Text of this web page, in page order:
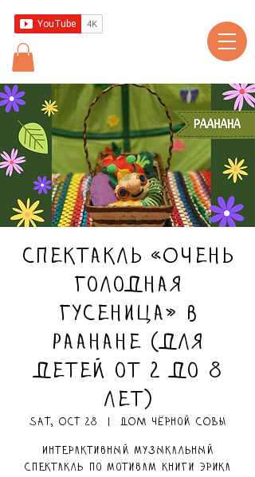
Спектакль «Очень
голодная
гусеница» в
Раанане (для
детей от 2 до 8
лет)
Sat, Oct 28 ДОМ чёрной СОВЫ
Интерактивный музыкальный
спектакль по мотивам книги Эрика